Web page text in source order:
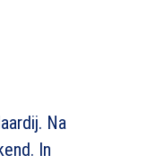
Na
In